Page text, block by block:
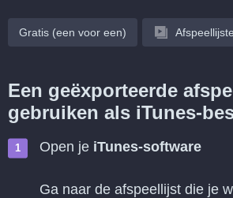
Gratis (een voor een)
Een geëxporteerde
gebruiken als iTunes-
Open je iTunes-software
Ga naar de afspeellijst die je